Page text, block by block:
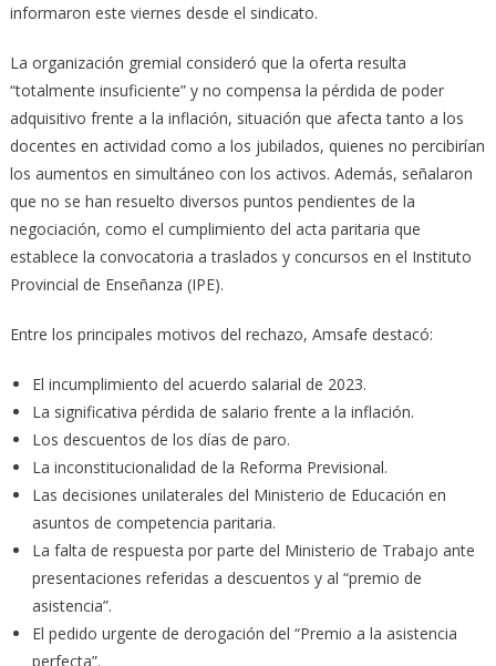
informaron este viernes desde el sindicato.
La organización gremial consideró que la oferta resulta
“totalmente insuficiente” y no compensa la pérdida de poder
adquisitivo frente a la inflación, situación que afecta tanto a los
docentes en actividad como a los jubilados, quienes no percibirían
los aumentos en simultáneo con los activos. Además, señalaron
que no se han resuelto diversos puntos pendientes de la
negociación, como el cumplimiento del acta paritaria que
establece la convocatoria a traslados y concursos en el Instituto
Provincial de Enseñanza (IPE).
Entre los principales motivos del rechazo, Amsafe destacó:
El incumplimiento del acuerdo salarial de 2023.
La significativa pérdida de salario frente a la inflación.
Los descuentos de los días de paro.
La inconstitucionalidad de la Reforma Previsional.
Las decisiones unilaterales del Ministerio de Educación en
asuntos de competencia paritaria.
La falta de respuesta por parte del Ministerio de Trabajo ante
presentaciones referidas a descuentos y al “premio de
asistencia”.
El pedido urgente de derogación del “Premio a la asistencia
perfecta”.